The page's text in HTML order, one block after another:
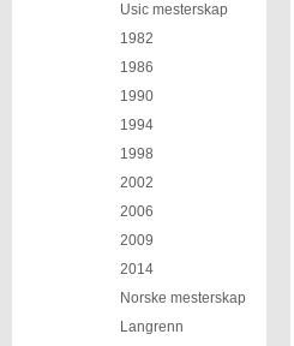
Usic mesterskap
1982
1986
1990
1994
1998
2002
2006
2009
2014
Norske mesterskap
Langrenn